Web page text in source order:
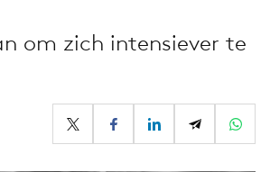
om zich intensiever te